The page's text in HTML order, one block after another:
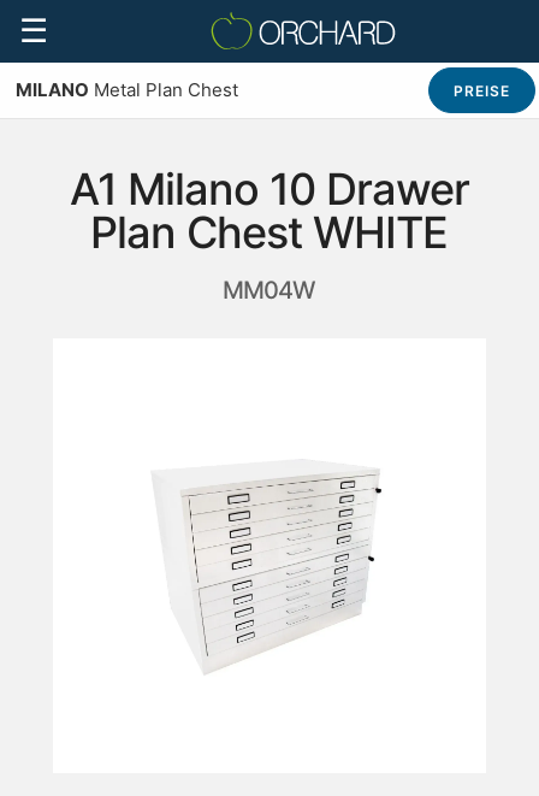
☰
MILANO Metal Plan Chest PREISE
A1 Milano 10 Drawer
Plan Chest WHITE
MM04W